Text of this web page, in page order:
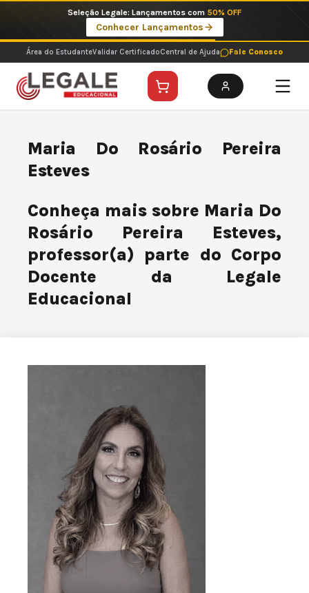
o
conteúdo
Seleção Legale: Lançamentos com 50% OFF
Conhecer Lançamentos
Área do EstudanteValidar CertificadoCentral de Ajuda Fale Conosco
Maria Do Rosário Pereira
Esteves
Conheça mais sobre Maria Do
Rosário Pereira Esteves,
professor(a) parte do Corpo
Docente da Legale
Educacional